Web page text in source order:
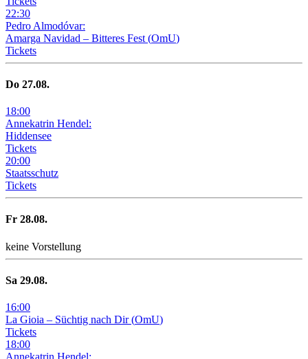
22:30
Pedro Almodóvar:
Amarga Navidad – Bitteres Fest (OmU)
Tickets
Do 27.08.
18:00
Annekatrin Hendel:
Hiddensee
Tickets
20:00
Staatsschutz
Tickets
Fr 28.08.
keine Vorstellung
Sa 29.08.
16:00
La Gioia – Süchtig nach Dir (OmU)
Tickets
18:00